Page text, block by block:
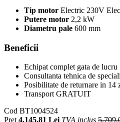
Tip motor Electric 230V
Putere motor 2,2 kW
Diametru pale 600 mm
Beneficii
Echipat complet gata de lucru
Consultanta tehnica de
Posibilitate de returnare in 14
Transport GRATUIT
Cod BT1004524
Preț 4.145,81 Lei TVA inclus